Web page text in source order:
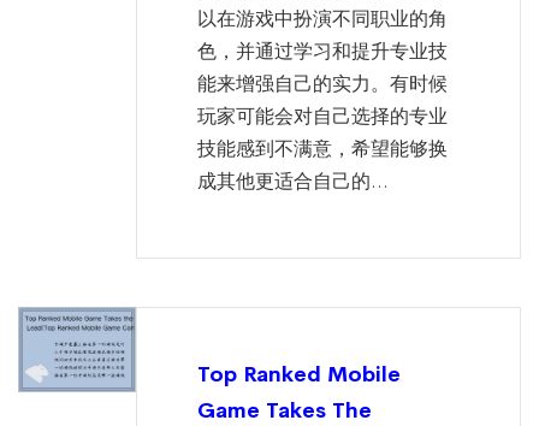
以在游戏中扮演不同职业的角
色，并通过学习和提升专业技
能来增强自己的实力。有时候
玩家可能会对自己选择的专业
技能感到不满意，希望能够换
成其他更适合自己的...
Top Ranked Mobile
Game Takes The